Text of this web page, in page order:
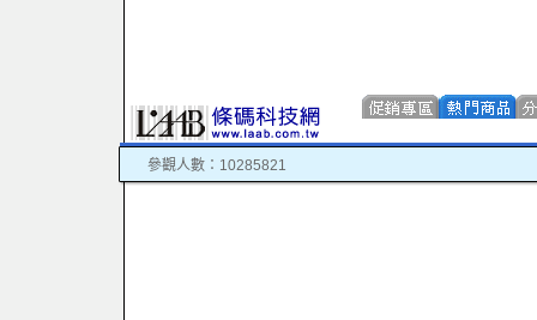
參觀人數：10285821